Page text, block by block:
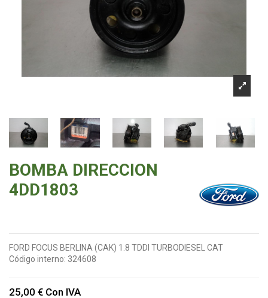
BOMBA DIRECCION
4DD1803
FORD FOCUS BERLINA (CAK) 1.8 TDDI TURBODIESEL CAT
Código interno: 324608
25,00 € Con IVA